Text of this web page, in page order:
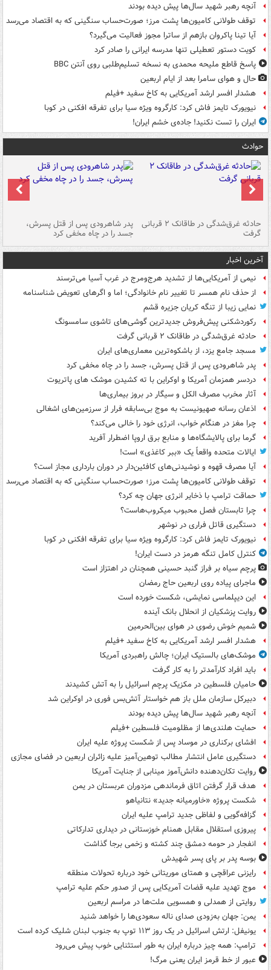
آنچه رهبر شهید سال‌ها پیش دیده بودند
توقف طولانی کامیون‌ها پشت مرز؛ صورت‌حساب سنگینی که به اقتصاد می‌رسد
آیا تینا پاکروان بازهم از ساترا مجوز فعالیت می‌گیرد؟
کویت دستور تعطیلی تنها مدرسه ایرانی را صادر کرد
پاسخ قاطع ملیحه محمدی به نسخه تسلیم‌طلبی روی آنتن BBC
حال و هوای سامرا بعد از ایام اربعین
هشدار افسر ارشد آمریکایی به کاخ سفید +فیلم
نیویورک تایمز فاش کرد: کارگروه ویژه سیا برای تفرقه افکنی در کوبا
ایران را تست نکنید! جاده‌ی خشم ایران!
حوادث
حادثه غرق‌شدگی در طاقانک ۲ قربانی
گرفت
پدر شاهرودی پس از قتل پسرش،
جسد را در چاه مخفی کرد
آخرین اخبار
نیمی از آمریکایی‌ها از تشدید هرج‌ومرج در غرب آسیا می‌ترسند
از حذف نام همسر تا تغییر نام خانوادگی؛ اما و اگرهای تعویض شناسنامه
نمایی زیبا از تنگه کریان جزیره قشم
رکوردشکنی پیش‌فروش جدیدترین گوشی‌های تاشوی سامسونگ
حادثه غرق‌شدگی در طاقانک ۲ قربانی گرفت
مسجد جامع یزد، از باشکوه‌ترین معماری‌های ایران
پدر شاهرودی پس از قتل پسرش، جسد را در چاه مخفی کرد
دردسر همزمان آمریکا و اوکراین با ته کشیدن موشک های پاتریوت
آثار مخرب مصرف الکل و سیگار در بروز بیماری‌ها
اذعان رسانه صهیونیست به موج بی‌سابقه فرار از سرزمین‌های اشغالی
چرا مغز در هنگام خواب، انرژی خود را خالی می‌کند؟
گرما برای پالایشگاه‌ها و منابع برق اروپا اضطرار آفرید
ایالات متحده واقعاً یک «ببر کاغذی» است!
آیا مصرف قهوه و نوشیدنی‌های کافئین‌دار در دوران بارداری مجاز است؟
توقف طولانی کامیون‌ها پشت مرز؛ صورت‌حساب سنگینی که به اقتصاد می‌رسد
حماقت ترامپ با ذخایر انرژی جهان چه کرد؟
چرا تابستان فصل محبوب میکروب‌هاست؟
دستگیری قاتل فراری در نوشهر
نیویورک تایمز فاش کرد: کارگروه ویژه سیا برای تفرقه افکنی در کوبا
کنترل کامل تنگه هرمز در دست ایران!
پرچم سیاه بر فراز گنبد حسینی همچنان در اهتزاز است
ماجرای پیاده روی اربعین حاج رمضان
این دیپلماسی نمایشی، شکست خورده است
روایت پزشکیان از انحلال بانک آینده
شمیم خوش رضوی در هوای بین‌الحرمین
هشدار افسر ارشد آمریکایی به کاخ سفید +فیلم
موشک‌های بالستیک ایران؛ چالش راهبردی آمریکا
باید افراد کارآمدتر را به کار گرفت
حامیان فلسطین در مکزیک پرچم اسرائیل را به آتش کشیدند
دبیرکل سازمان ملل باز هم خواستار آتش‌بس فوری در اوکراین شد
آنچه رهبر شهید سال‌ها پیش دیده بودند
حمایت هلندی‌ها از مظلومیت فلسطین +فیلم
افشای برکناری در موساد پس از شکست پروژه علیه ایران
دستگیری عامل انتشار مطالب توهین‌آمیز علیه زائران اربعین در فضای مجازی
روایت تکان‌دهنده دانش‌آموز مینابی از جنایت آمریکا
هدف قرار گرفتن اتاق‌ فرماندهی مزدوران عربستان در یمن
شکست پروژه «خاورمیانه جدید» نتانیاهو
گزافه‌گویی و لفاظی جدید ترامپ علیه ایران
پیروزی استقلال مقابل همنام خوزستانی در دیداری تدارکاتی
انفجار در حومه دمشق چند کشته و زخمی برجا گذاشت
بوسه‌ پدر بر پای پسر شهیدش
رایزنی عراقچی و همتای موریتانی خود درباره تحولات منطقه
موج تهدید علیه قضات آمریکایی پس از صدور حکم علیه ترامپ
روایتی از همدلی و همسویی ملت‌ها در مراسم اربعین
یمن: جهان به‌زودی صدای ناله سعودی‌ها را خواهد شنید
یونیفل: ارتش اسرائیل در یک روز ۱۱۳ توپ به جنوب لبنان شلیک کرده است
ترامپ: همه چیز درباره ایران به طور استثنایی خوب پیش می‌رود
عبور از خط قرمز ایران یعنی مرگ!